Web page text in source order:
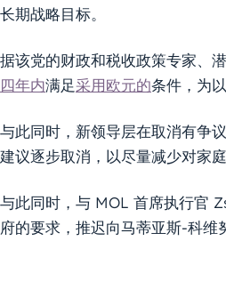
长期战略目标。
据该党的财政和税收政策专家、
四年内满足采用欧元的条件，为
与此同时，新领导层在取消有争
建议逐步取消，以尽量减少对家庭
与此同时，与 MOL 首席执行官
府的要求，推迟向马蒂亚斯-科